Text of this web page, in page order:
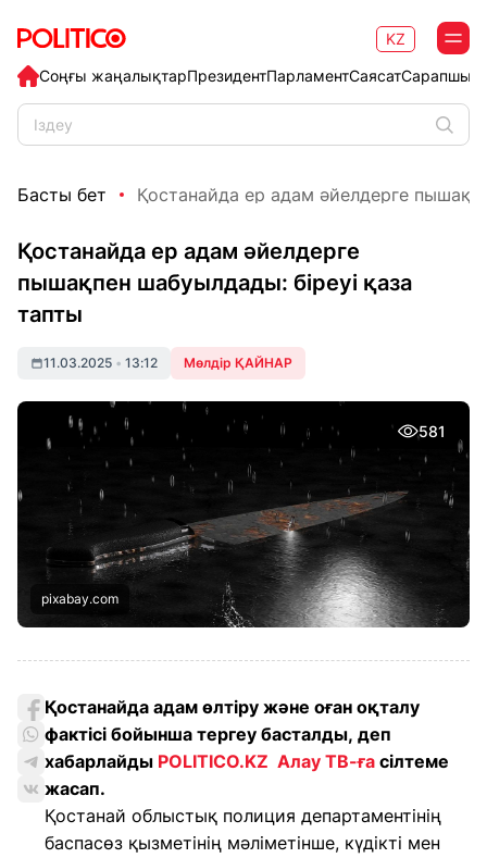
Соңғы жаңалықтарПрезидентПарламентСаясат
KZ
Басты бет Қостанайда ер адам әйелдерге
Қостанайда ер адам әйелдерге
пышақпен шабуылдады: біреуі қаза
тапты
11.03.2025 • 13:12 Мөлдір ҚАЙНАР
581
pixabay.com
Қостанайда адам өлтіру және оған оқталу
фактісі бойынша тергеу басталды, деп
хабарлайды POLITICO.KZ Алау ТВ-ға сілтеме
жасап.
Қостанай облыстық полиция департаментінің
баспасөз қызметінің мәліметінше, күдікті мен